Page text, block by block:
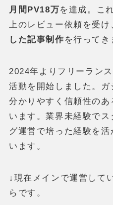
月間PV18万を達成。こ
上のレビュー依頼を受け
した記事制作 を行ってき
2024年よりフリーラン
活動を開始しました。ガ
分かりやすく信頼性の
います。業界未経験で
グ運営で培った経験を
います。
↓現在メインで運営して
らです。